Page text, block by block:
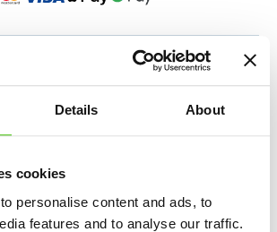
Details About
cookies
personalise content and ads, to
features and to analyse our traffic.
6-9 éves
gyerekeknek
és együttműködést fejleszti
sportok alapjainak oktatásával.